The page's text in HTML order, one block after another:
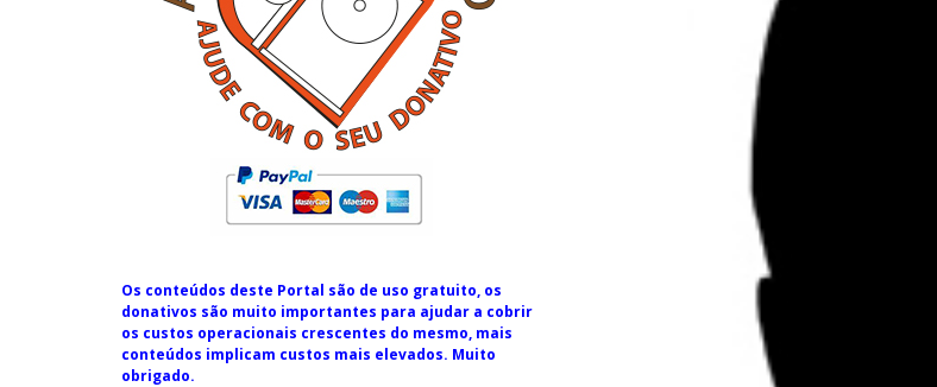
Os conteúdos deste Portal são de uso gratuito, os
donativos são muito importantes para ajudar a cobrir
os custos operacionais crescentes do mesmo, mais
conteúdos implicam custos mais elevados. Muito
obrigado.